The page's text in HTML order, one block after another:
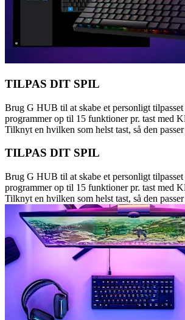
TILPAS DIT SPIL
Brug G HUB til at skabe et personligt
programmer op til 15 funktioner pr. tast med
Tilknyt en hvilken som helst tast, så den
TILPAS DIT SPIL
Brug G HUB til at skabe et personligt
programmer op til 15 funktioner pr. tast med
Tilknyt en hvilken som helst tast, så den